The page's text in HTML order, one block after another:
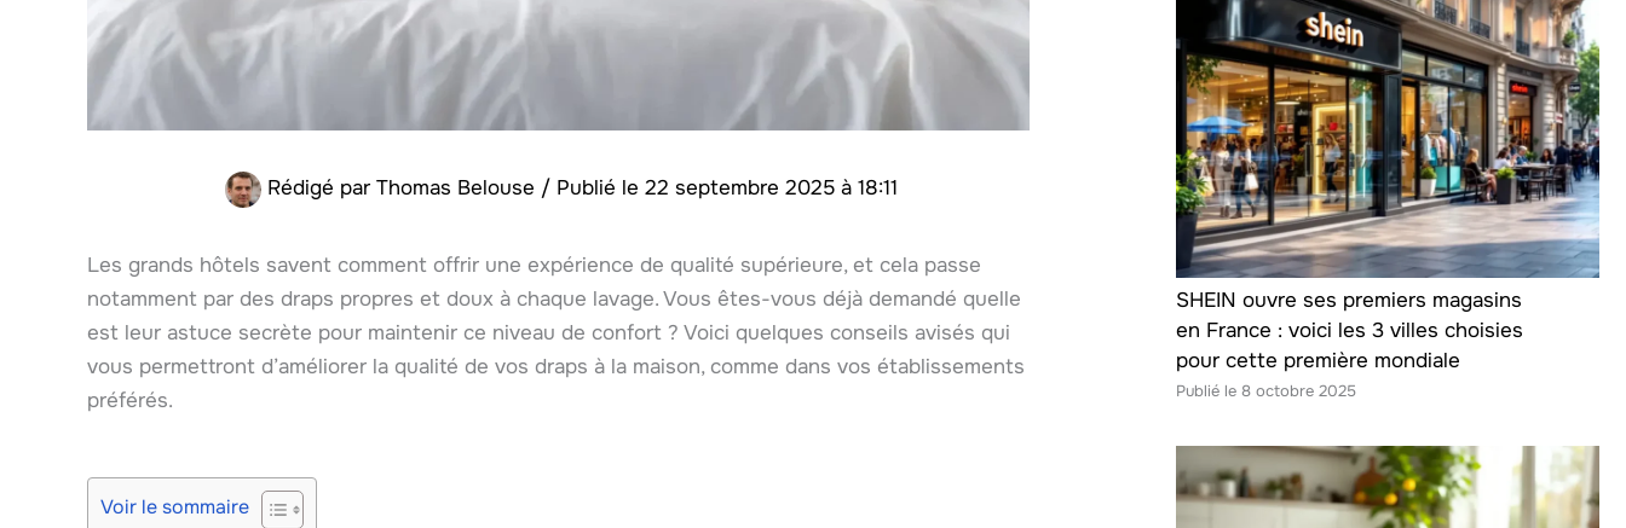
Rédigé par Thomas Belouse / 22 septembre 2025 à 18:11
Les grands hôtels savent comment offrir une expérience de qualité supérieure, et cela passe
notamment par des draps propres et doux à chaque lavage. Vous êtes-vous déjà demandé quelle
est leur astuce secrète pour maintenir ce niveau de confort ? Voici quelques conseils avisés qui
vous permettront d’améliorer la qualité de vos draps à la maison, comme dans vos établissements
préférés.
Voir le sommaire
SHEIN ouvre ses premiers magasins
en France : voici les 3 villes choisies
pour cette première mondiale
8 octobre 2025